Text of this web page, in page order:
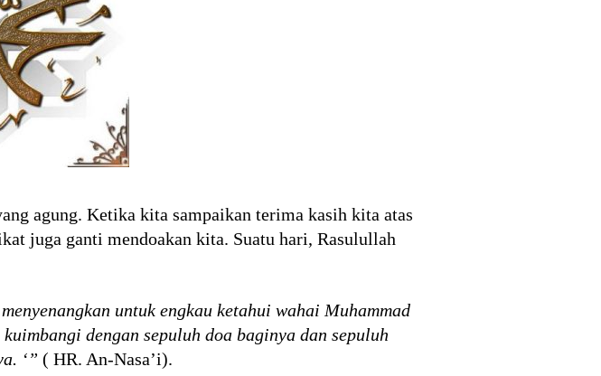
agung. Ketika kita sampaikan terima kasih kita atas
juga ganti mendoakan kita. Suatu hari, Rasulullah
untuk engkau ketahui wahai Muhammad
dengan sepuluh doa baginya dan sepuluh
‘” ( HR. An-Nasa’i).